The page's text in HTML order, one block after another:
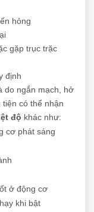
hỏng
gặp trục trặc
định
do ngắn mạch, hở
có thể nhận
độ khác như:
cơ phát sáng
ở động cơ
khi bật